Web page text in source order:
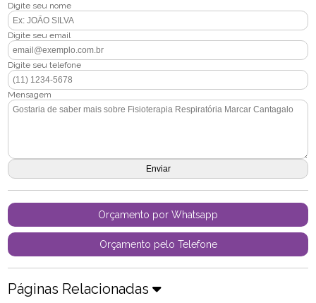
Digite seu nome
Digite seu email
Digite seu telefone
Mensagem
Orçamento por Whatsapp
Orçamento pelo Telefone
Páginas Relacionadas